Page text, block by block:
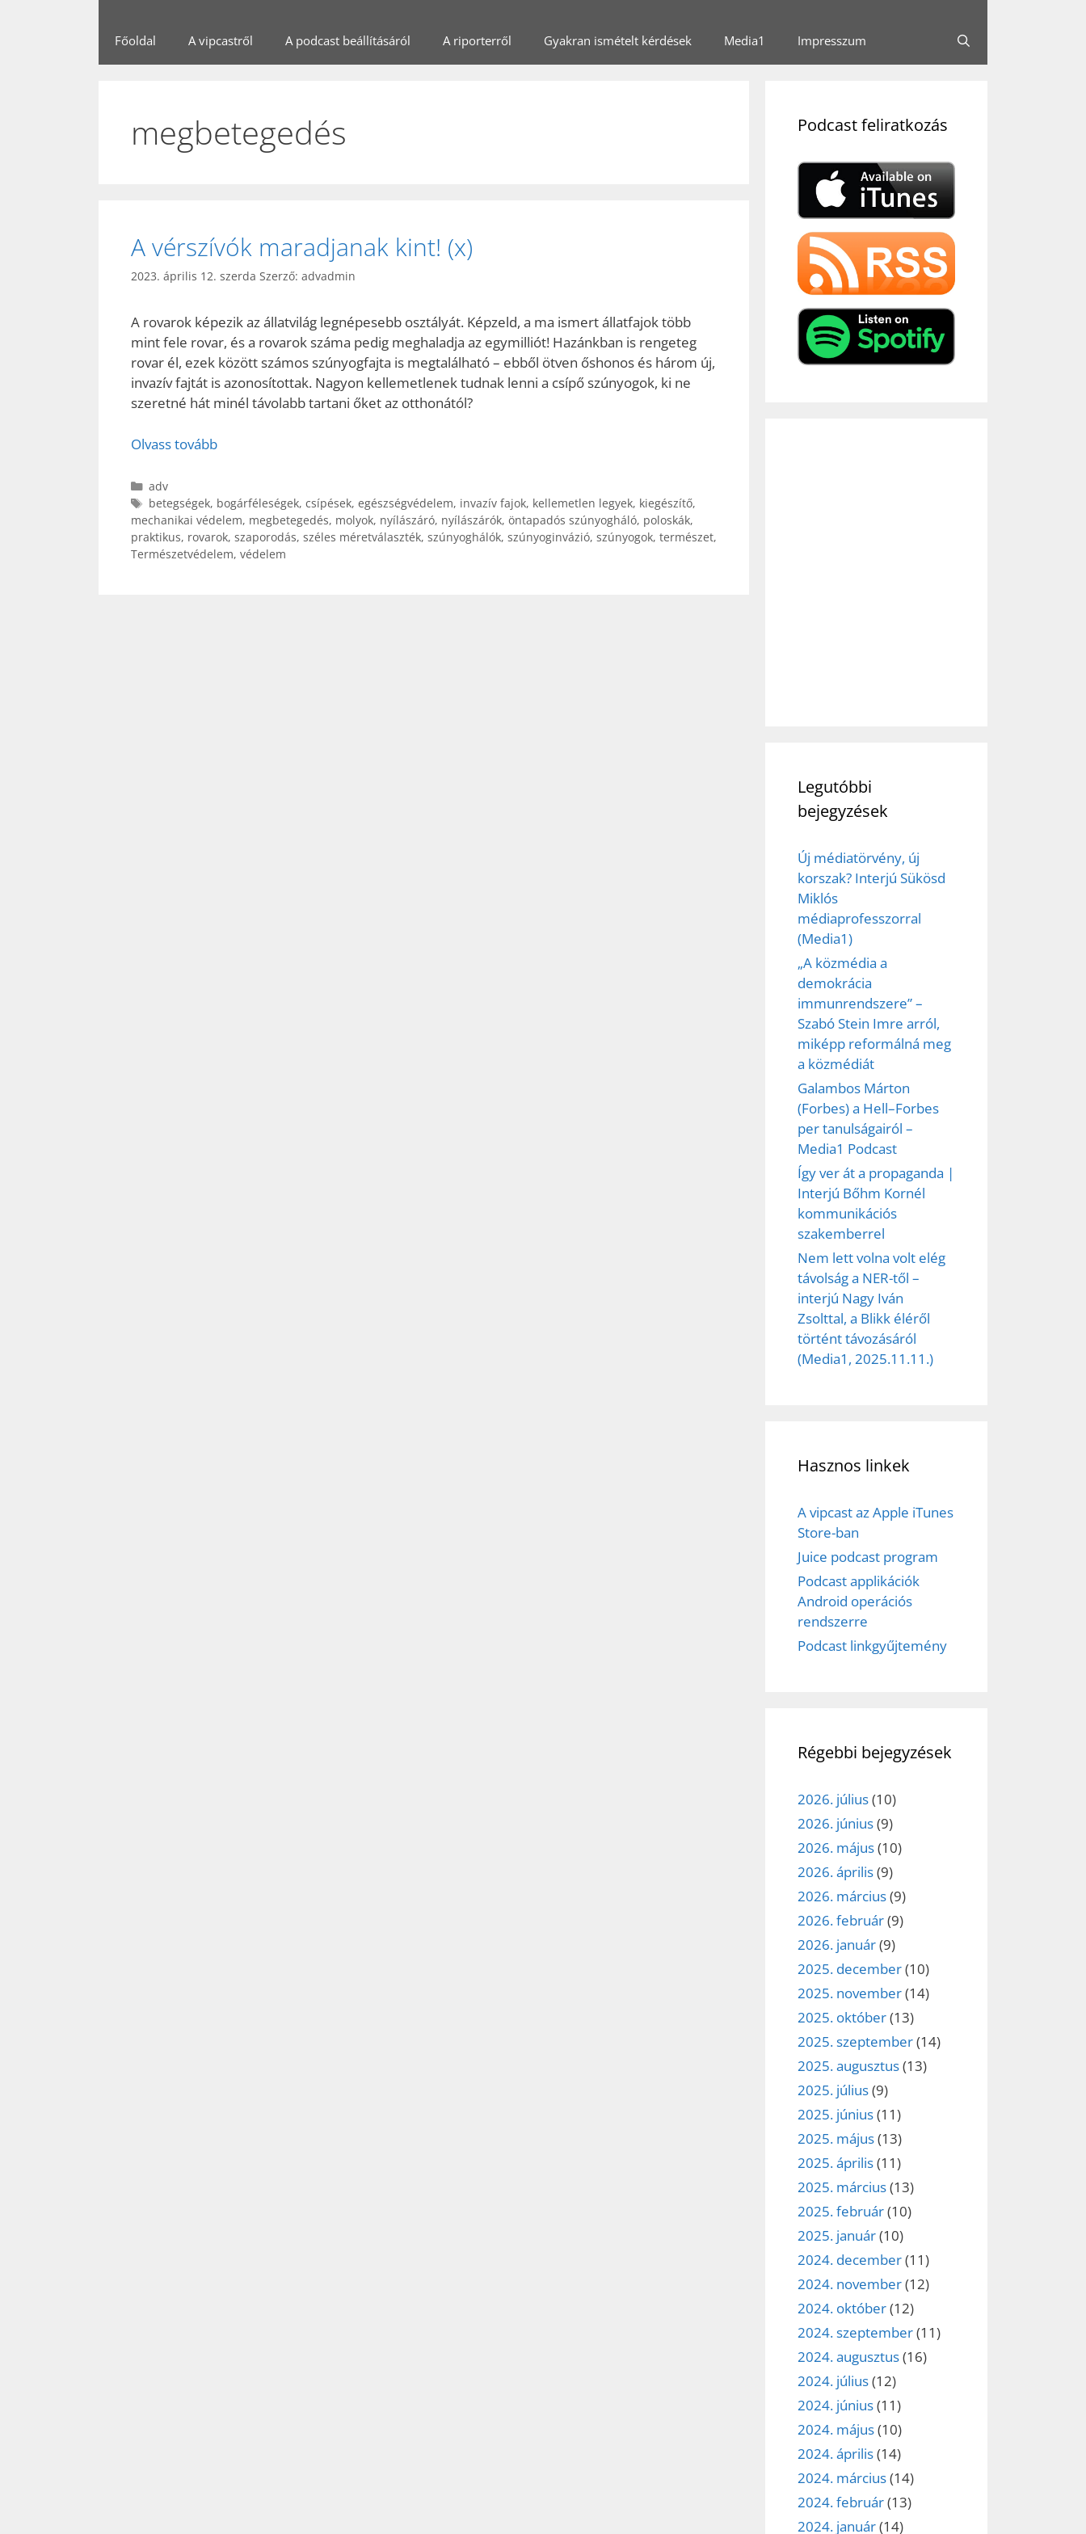
Főoldal A vipcastről A podcast beállításáról A riporterről Gyakran ismételt kérdések Media1 Impresszum
megbetegedés
A vérszívók maradjanak kint! (x)
2023. április 12. szerda Szerző: advadmin
A rovarok képezik az állatvilág legnépesebb osztályát. Képzeld, a ma ismert állatfajok több
mint fele rovar, és a rovarok száma pedig meghaladja az egymilliót! Hazánkban is rengeteg
rovar él, ezek között számos szúnyogfajta is megtalálható – ebből ötven őshonos és három új,
invazív fajtát is azonosítottak. Nagyon kellemetlenek tudnak lenni a csípő szúnyogok, ki ne
szeretné hát minél távolabb tartani őket az otthonától?
Olvass tovább
Kategória
adv
Címkék
betegségek, bogárféleségek, csípések, egészségvédelem, invazív fajok, kellemetlen legyek, kiegészítő,
mechanikai védelem, megbetegedés, molyok, nyílászáró, nyílászárók, öntapadós szúnyogháló, poloskák,
praktikus, rovarok, szaporodás, széles méretválaszték, szúnyoghálók, szúnyoginvázió, szúnyogok, természet,
Természetvédelem, védelem
Podcast feliratkozás
Legutóbbi
bejegyzések
Új médiatörvény, új
korszak? Interjú Sükösd
Miklós
médiaprofesszorral
(Media1)
„A közmédia a
demokrácia
immunrendszere” –
Szabó Stein Imre arról,
miképp reformálná meg
a közmédiát
Galambos Márton
(Forbes) a Hell–Forbes
per tanulságairól –
Media1 Podcast
Így ver át a propaganda |
Interjú Bőhm Kornél
kommunikációs
szakemberrel
Nem lett volna volt elég
távolság a NER-től –
interjú Nagy Iván
Zsolttal, a Blikk éléről
történt távozásáról
(Media1, 2025.11.11.)
Hasznos linkek
A vipcast az Apple iTunes
Store-ban
Juice podcast program
Podcast applikációk
Android operációs
rendszerre
Podcast linkgyűjtemény
Régebbi bejegyzések
2026. július(10)
2026. június(9)
2026. május(10)
2026. április(9)
2026. március(9)
2026. február(9)
2026. január(9)
2025. december(10)
2025. november(14)
2025. október(13)
2025. szeptember(14)
2025. augusztus(13)
2025. július(9)
2025. június(11)
2025. május(13)
2025. április(11)
2025. március(13)
2025. február(10)
2025. január(10)
2024. december(11)
2024. november(12)
2024. október(12)
2024. szeptember(11)
2024. augusztus(16)
2024. július(12)
2024. június(11)
2024. május(10)
2024. április(14)
2024. március(14)
2024. február(13)
2024. január(14)